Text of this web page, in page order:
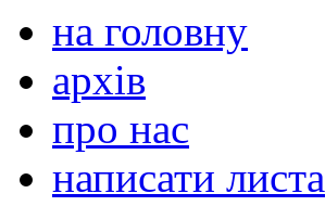
на головну
архів
про нас
написати листа